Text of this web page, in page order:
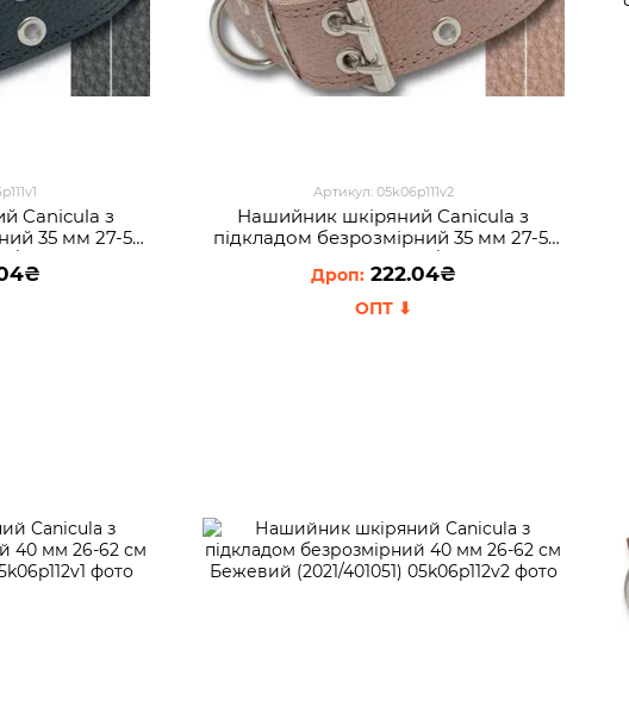
Canicula з
35 мм 27-51
Артикул: 05k06p111v2
Нашийник шкіряний Canicula з
пiдкладом безрозмірний 35 мм 27-51
см Бежевий (2021/351051)
222.04₴